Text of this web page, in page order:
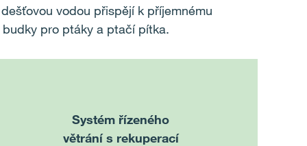
vodou přispějí k příjemnému
pro ptáky a ptačí pítka.
Systém řízeného
větrání s rekuperací